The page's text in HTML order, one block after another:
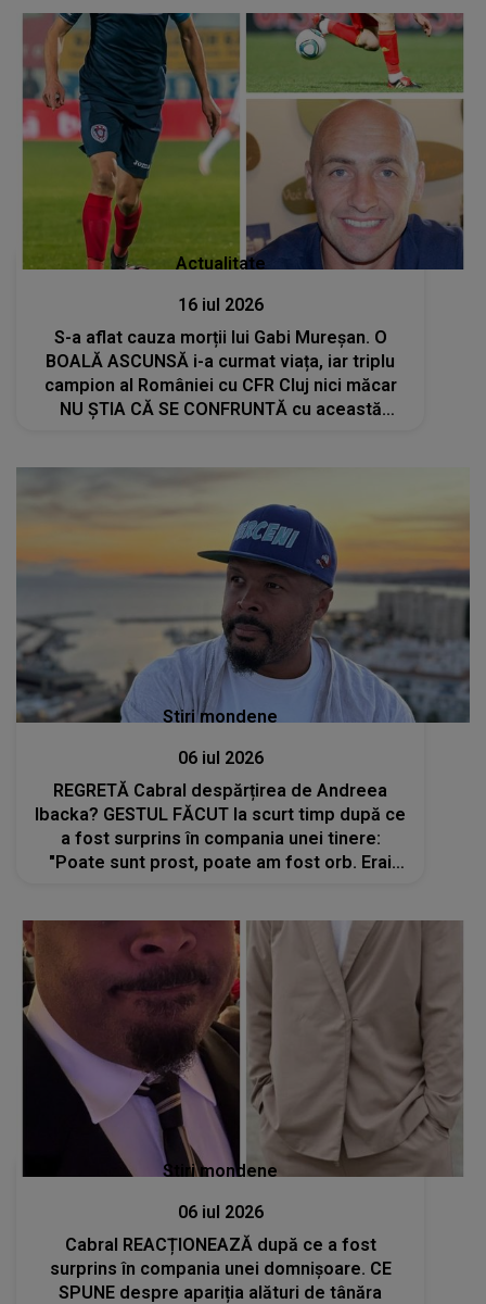
Actualitate
16 iul 2026
S-a aflat cauza morții lui Gabi Mureșan. O
BOALĂ ASCUNSĂ i-a curmat viața, iar triplu
campion al României cu CFR Cluj nici măcar
NU ȘTIA CĂ SE CONFRUNTĂ cu această
Stiri mondene
06 iul 2026
REGRETĂ Cabral despărțirea de Andreea
Ibacka? GESTUL FĂCUT la scurt timp după ce
a fost surprins în compania unei tinere:
"Poate sunt prost, poate am fost orb. Erai
Stiri mondene
06 iul 2026
Cabral REACȚIONEAZĂ după ce a fost
surprins în compania unei domnișoare. CE
SPUNE despre apariția alături de tânăra